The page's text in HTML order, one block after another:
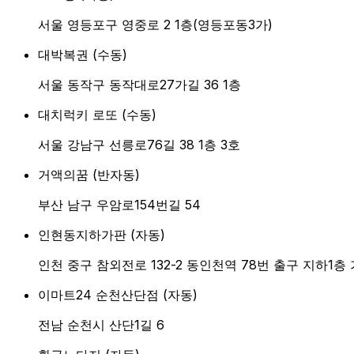
서울 영등포구 영중로 2 1층(영등포동3가)
대박복권 (수동)
서울 동작구 동작대로27가길 36 1층
대치럭키 로또 (수동)
서울 강남구 선릉로76길 38 1층 3호
거액의꿈 (반자동)
부산 남구 우암로154번길 54
인현동지하가판 (자동)
인천 중구 참외전로 132-2 동인천역 78번 출구 지하1층
이마트24 순천산단점 (자동)
전남 순천시 산단1길 6